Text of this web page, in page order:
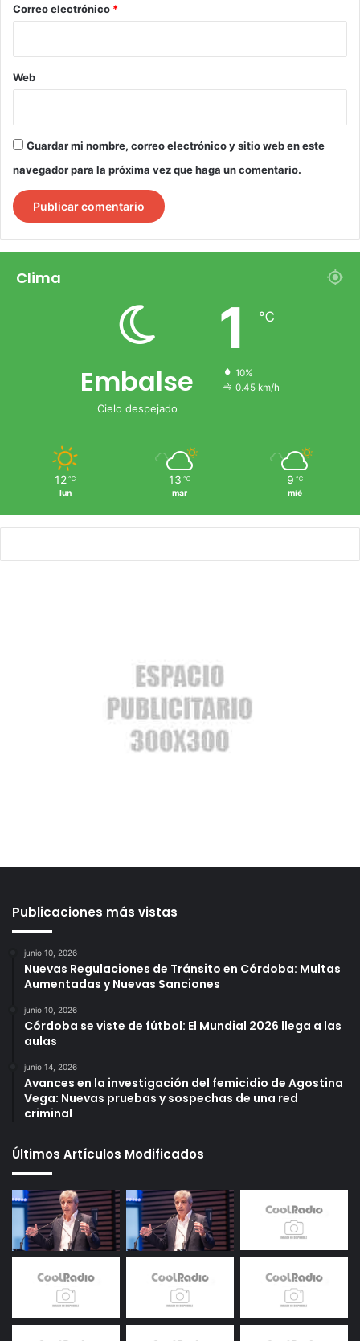
*
Correo electrónico *
Web
Guardar mi nombre, correo electrónico y sitio web en este
navegador para la próxima vez que haga un comentario.
Clima
Embalse
Cielo despejado
1 ℃
10%
0.45 km/h
12 ℃
lun
13 ℃
mar
9 ℃
mié
Publicaciones más vistas
junio 10, 2026
Nuevas Regulaciones de Tránsito en Córdoba: Multas
Aumentadas y Nuevas Sanciones
junio 10, 2026
Córdoba se viste de fútbol: El Mundial 2026 llega a las
aulas
junio 14, 2026
Avances en la investigación del femicidio de Agostina
Vega: Nuevas pruebas y sospechas de una red
criminal
Últimos Artículos Modificados